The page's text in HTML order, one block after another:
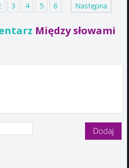
3 4 5 6 Następna
Między słowami